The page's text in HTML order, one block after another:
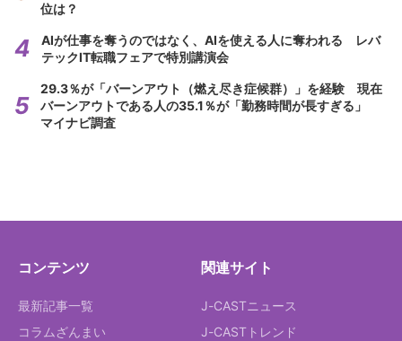
位は？
AIが仕事を奪うのではなく、AIを使える人に奪われる レバ
テックIT転職フェアで特別講演会
29.3％が「バーンアウト（燃え尽き症候群）」を経験 現在
バーンアウトである人の35.1％が「勤務時間が長すぎる」
マイナビ調査
コンテンツ
最新記事一覧
コラムざんまい
関連サイト
J-CASTニュース
J-CASTトレンド